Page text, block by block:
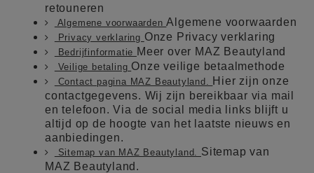
retouneren
Algemene voorwaardenAlgemene voorwaarden
Privacy verklaring Onze Privacy verklaring
Bedrijfinformatie Meer over MAZ Beautyland
Veilige betaling Onze veilige betaalmethode
Contact pagina MAZ Beautyland.
Hier zijn onze
contactgegevens. Wij zijn bereikbaar via mail
en telefoon. Via de social media links blijft u
altijd op de hoogte van het laatste nieuws en
aanbiedingen.
Sitemap van MAZ Beautyland. Sitemap van
MAZ Beautyland.